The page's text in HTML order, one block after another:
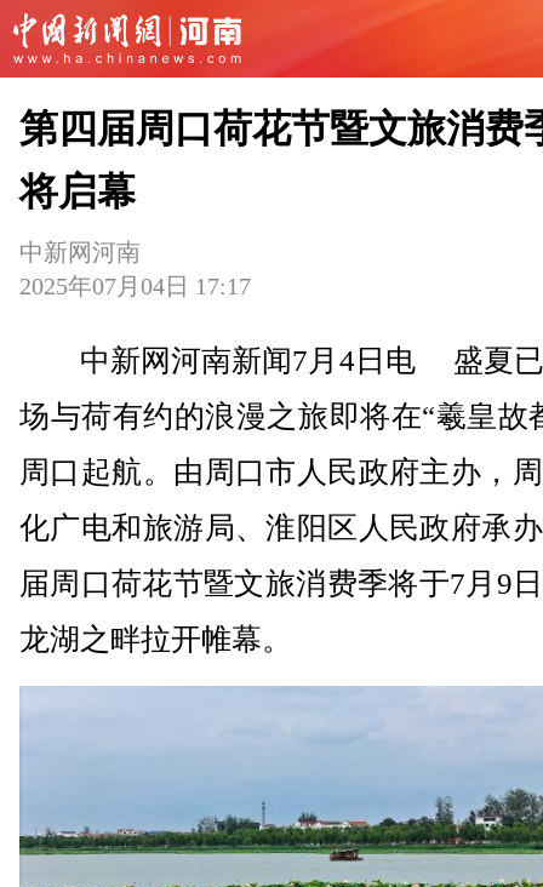
第四届周口荷花节暨文旅消费
将启幕
中新网河南
2025年07月04日 17:17
中新网河南新闻7月4日电 盛夏已
场与荷有约的浪漫之旅即将在“羲皇故
周口起航。由周口市人民政府主办，
化广电和旅游局、淮阳区人民政府承
届周口荷花节暨文旅消费季将于7月9
龙湖之畔拉开帷幕。